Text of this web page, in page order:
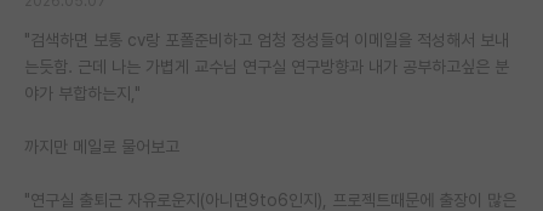
"검색하면 보통 cv랑 포폴준비하고 엄청 정성들여 이메일을 적성해서 보내
는듯함. 근데 나는 가볍게 교수님 연구실 연구방향과 내가 공부하고싶은 분
야가 부합하는지,"
까지만 메일로 물어보고
"연구실 출퇴근 자유로운지(아니면9to6인지), 프로젝트때문에 출장이 많은